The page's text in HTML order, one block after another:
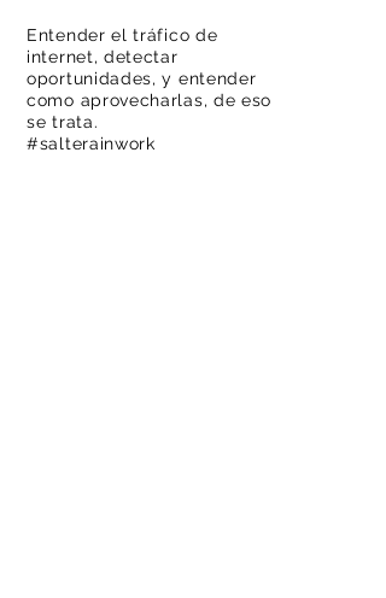
Entender el tráfico de
internet, detectar
oportunidades, y entender
como aprovecharlas, de eso
se trata.
#salterainwork